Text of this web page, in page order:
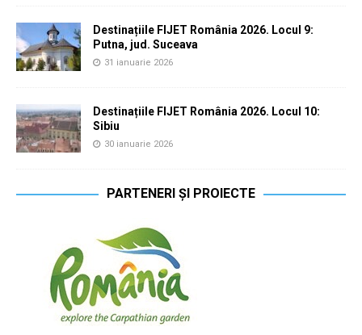
Destinațiile FIJET România 2026. Locul 9:
Putna, jud. Suceava
31 ianuarie 2026
Destinațiile FIJET România 2026. Locul 10:
Sibiu
30 ianuarie 2026
PARTENERI ȘI PROIECTE